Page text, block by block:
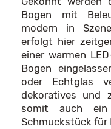
Bogen mit
modern in
erfolgt hier
einer warmen
Bogen
oder Echtglas
dekoratives und
somit auch ein
Schmuckstück für